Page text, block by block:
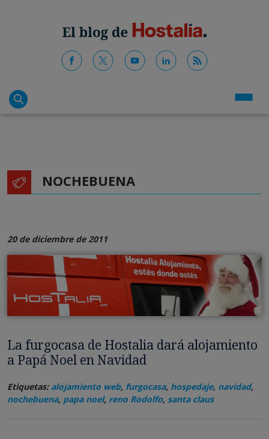
NOCHEBUENA
20 de diciembre de 2011
La furgocasa de Hostalia dará alojamiento
a Papá Noel en Navidad
Etiquetas: alojamiento web, furgocasa, hospedaje, navidad,
nochebuena, papa noel, reno Rodolfo, santa claus